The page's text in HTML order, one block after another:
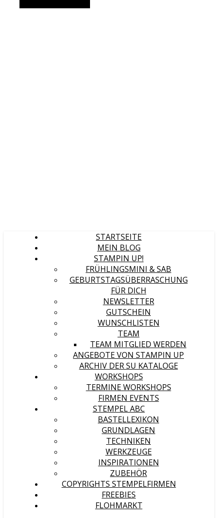
STARTSEITE
MEIN BLOG
STAMPIN UP!
FRÜHLINGSMINI & SAB
GEBURTSTAGSÜBERRASCHUNG
FÜR DICH
NEWSLETTER
GUTSCHEIN
WUNSCHLISTEN
TEAM
TEAM MITGLIED WERDEN
ANGEBOTE VON STAMPIN UP
ARCHIV DER SU KATALOGE
WORKSHOPS
TERMINE WORKSHOPS
FIRMEN EVENTS
STEMPEL ABC
BASTELLEXIKON
GRUNDLAGEN
TECHNIKEN
WERKZEUGE
INSPIRATIONEN
ZUBEHÖR
COPYRIGHTS STEMPELFIRMEN
FREEBIES
FLOHMARKT